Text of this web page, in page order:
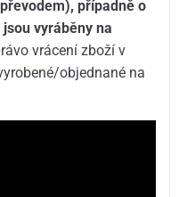
případně o
vyráběny na
vrácení zboží v
objednané na